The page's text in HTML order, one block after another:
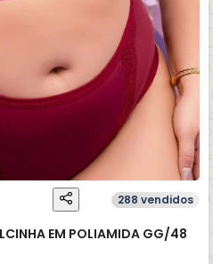
288 vendidos
EM POLIAMIDA GG/48